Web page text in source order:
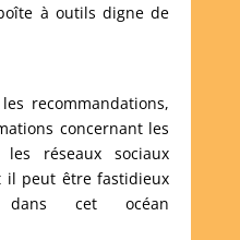
à outils digne de
recommandations,
concernant les
réseaux sociaux
peut être fastidieux
cet océan